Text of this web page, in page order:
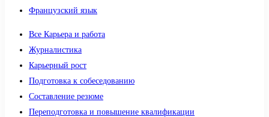
Французский язык
Все Карьера и работа
Журналистика
Карьерный рост
Подготовка к собеседованию
Составление резюме
Переподготовка и повышение квалификации